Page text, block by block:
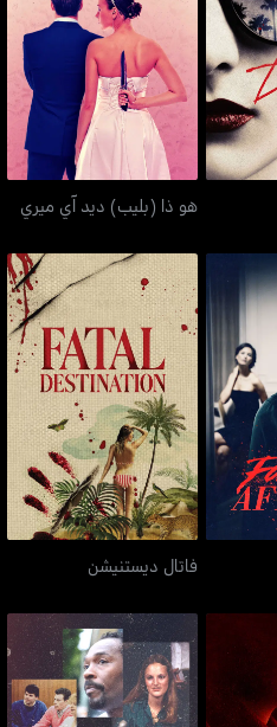
هو ذا (بليب) ديد آي ميري
هو ذا (بليب) ديد آي ميري
فاتال ديستنيشن
فاتال ديستنيشن